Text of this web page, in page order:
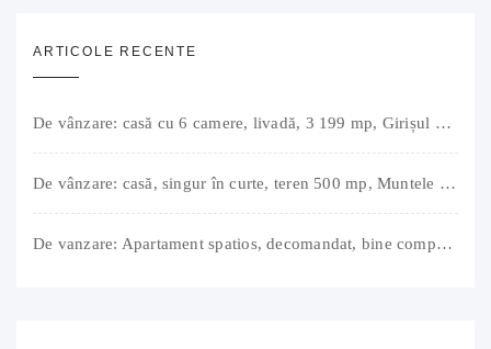
ARTICOLE RECENTE
De vânzare: casă cu 6 camere, livadă, 3 199 mp, Girișul Negru, Bihor, 42 000 Euro. Comision 0.
De vânzare: casă, singur în curte, teren 500 mp, Muntele Găina, Oradea. 157.000 € (negociabil). Comision 0.
De vanzare: Apartament spatios, decomandat, bine compartimentat, 3 camere, 2 bai, bucatarie, suprafață utilă de 64 mp + 3 balcoane (11 mp), strada Barierei, zona Dragos Voda Oradea. 89 500 E (neg). Comision 0